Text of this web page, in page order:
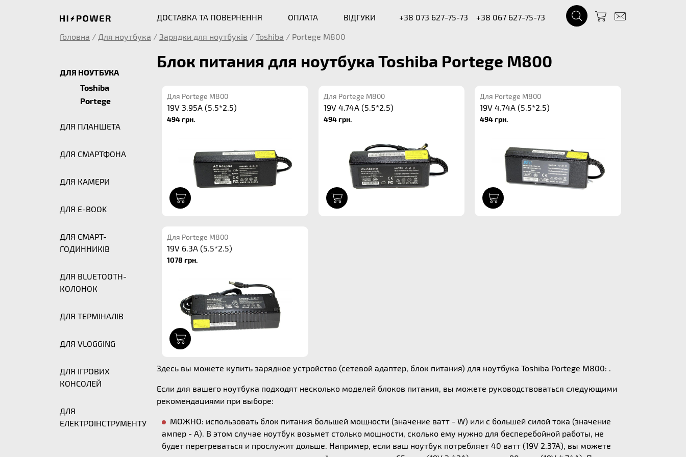
ДОСТАВКА ТА ПОВЕРНЕННЯ ОПЛАТА ВІДГУКИ +38 073 627-75-73
+38 067 627-75-73
Головна / Для ноутбука / Зарядки для ноутбуків / Toshiba / Portege M800
ДЛЯ НОУТБУКА
Toshiba
Portege
ДЛЯ ПЛАНШЕТА
ДЛЯ СМАРТФОНА
ДЛЯ КАМЕРИ
ДЛЯ E-BOOK
ДЛЯ СМАРТ-
ГОДИННИКІВ
ДЛЯ BLUETOOTH-
КОЛОНОК
ДЛЯ ТЕРМІНАЛІВ
ДЛЯ VLOGGING
ДЛЯ ІГРОВИХ
КОНСОЛЕЙ
ДЛЯ
ЕЛЕКТРОІНСТРУМЕНТУ
Блок питания для ноутбука Toshiba Portege M800
Для Portege M800
19V 3.95A (5.5*2.5)
494 грн.
Для Portege M800
19V 4.74A (5.5*2.5)
494 грн.
Для Portege M800
19V 4.74A (5.5*2.5)
494 грн.
Для Portege M800
19V 6.3A (5.5*2.5)
1078 грн.
Здесь вы можете купить зарядное устройство (сетевой адаптер, блок питания) для ноутбука Toshiba Portege M800: .
Если для вашего ноутбука подходят несколько моделей блоков питания, вы можете руководствоваться следующими
рекомендациями при выборе:
МОЖНО: использовать блок питания большей мощности (значение ватт - W) или с большей силой тока (значение
ампер - А). В этом случае ноутбук возьмет столько мощности, сколько ему нужно для бесперебойной работы, не
будет перегреваться и прослужит дольше. Например, если ваш ноутбук потребляет 40 ватт (19V 2.37A), вы можете